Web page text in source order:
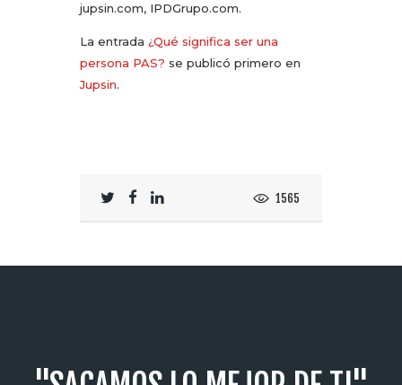
jupsin.com, IPDGrupo.com.
La entrada ¿Qué significa ser una
persona PAS? se publicó primero en
Jupsin.
1565